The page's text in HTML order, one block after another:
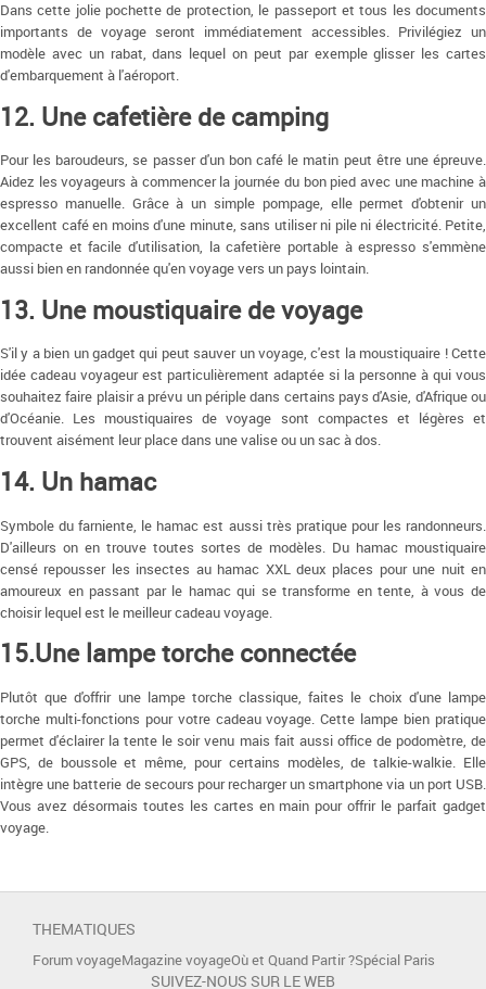
Dans cette jolie pochette de protection, le passeport et tous les documents
importants de voyage seront immédiatement accessibles. Privilégiez un
modèle avec un rabat, dans lequel on peut par exemple glisser les cartes
d'embarquement à l'aéroport.
12. Une cafetière de camping
Pour les baroudeurs, se passer d'un bon café le matin peut être une épreuve.
Aidez les voyageurs à commencer la journée du bon pied avec une machine à
espresso manuelle. Grâce à un simple pompage, elle permet d'obtenir un
excellent café en moins d'une minute, sans utiliser ni pile ni électricité. Petite,
compacte et facile d'utilisation, la cafetière portable à espresso s'emmène
aussi bien en randonnée qu'en voyage vers un pays lointain.
13. Une moustiquaire de voyage
S'il y a bien un gadget qui peut sauver un voyage, c'est la moustiquaire ! Cette
idée cadeau voyageur est particulièrement adaptée si la personne à qui vous
souhaitez faire plaisir a prévu un périple dans certains pays d'Asie, d'Afrique ou
d'Océanie. Les moustiquaires de voyage sont compactes et légères et
trouvent aisément leur place dans une valise ou un sac à dos.
14. Un hamac
Symbole du farniente, le hamac est aussi très pratique pour les randonneurs.
D'ailleurs on en trouve toutes sortes de modèles. Du hamac moustiquaire
censé repousser les insectes au hamac XXL deux places pour une nuit en
amoureux en passant par le hamac qui se transforme en tente, à vous de
choisir lequel est le meilleur cadeau voyage.
15.Une lampe torche connectée
Plutôt que d'offrir une lampe torche classique, faites le choix d'une lampe
torche multi-fonctions pour votre cadeau voyage. Cette lampe bien pratique
permet d'éclairer la tente le soir venu mais fait aussi office de podomètre, de
GPS, de boussole et même, pour certains modèles, de talkie-walkie. Elle
intègre une batterie de secours pour recharger un smartphone via un port USB.
Vous avez désormais toutes les cartes en main pour offrir le parfait gadget
voyage.
THEMATIQUES
Forum voyageMagazine voyageOù et Quand Partir ?Spécial Paris
SUIVEZ-NOUS SUR LE WEB